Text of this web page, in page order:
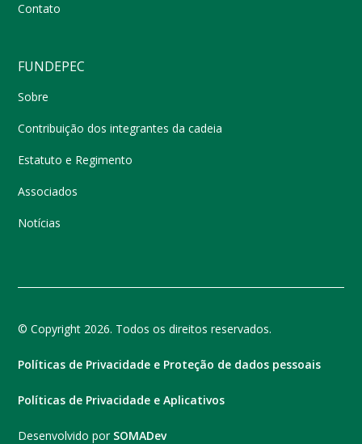
Contato
FUNDEPEC
Sobre
Contribuição dos integrantes da cadeia
Estatuto e Regimento
Associados
Notícias
© Copyright 2026. Todos os direitos reservados.
Políticas de Privacidade e Proteção de dados pessoais
Políticas de Privacidade e Aplicativos
Desenvolvido por SOMADev